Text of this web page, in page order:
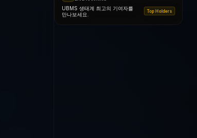
UBMS 생태계 최고의 기여자를
만나보세요.
Top Holders